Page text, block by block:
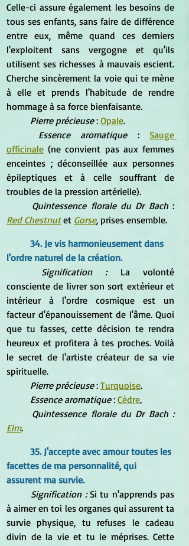
Celle-ci assure également les besoins de
tous ses enfants, sans faire de différence
entre eux, même quand ces derniers
l'exploitent sans vergogne et qu'ils
utilisent ses richesses à mauvais escient.
Cherche sincèrement la voie qui te mène
à elle et prends l'habitude de rendre
hommage à sa force bienfaisante.
Pierre précieuse : Opale.
Essence aromatique : Sauge
officinale (ne convient pas aux femmes
enceintes ; déconseillée aux personnes
épileptiques et à celle souffrant de
troubles de la pression artérielle).
Quintessence florale du Dr Bach
Red Chestnut et Gorse, prises ensemble.
34. Je vis harmonieusement dans
l'ordre naturel de la création.
Signification : La volonté
consciente de livrer son sort extérieur et
intérieur à l'ordre cosmique est un
facteur d'épanouissement de l'âme. Quoi
que tu fasses, cette décision te rendra
heureux et profitera à tes proches. Voilà
le secret de l'artiste créateur de sa vie
spirituelle.
Pierre précieuse : Turquoise.
Essence aromatique : Cèdre.
Quintessence florale du Dr Bach :
Elm.
35. J'accepte avec amour toutes les
facettes de ma personnalité, qui
assurent ma survie.
Signification : Si tu n'apprends pas
à aimer en toi les organes qui assurent ta
survie physique, tu refuses le cadeau
divin de la vie et tu le méprises. Cette